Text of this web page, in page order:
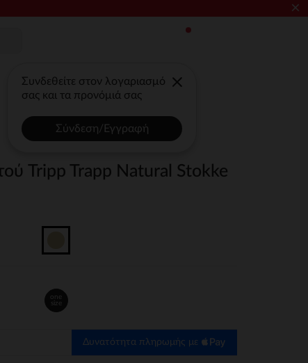
×
Συνδεθείτε στον λογαριασμό
σας και τα προνόμιά σας
Σύνδεση/Εγγραφή
Tripp Trapp Natural Stokke
one
size
Δυνατότητα πληρωμής με